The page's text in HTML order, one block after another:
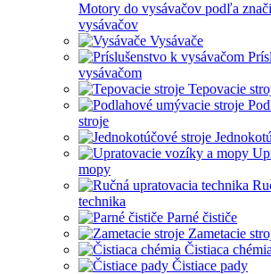
Motory do vysávačov podľa
vysávačov
Vysávače
vysávačom
Tepovacie
stroje
mopy
technika
Parné čističe
Zametacie
Čistiaca chémia
Čistiace pady